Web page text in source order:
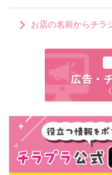
お店の名前からチラ